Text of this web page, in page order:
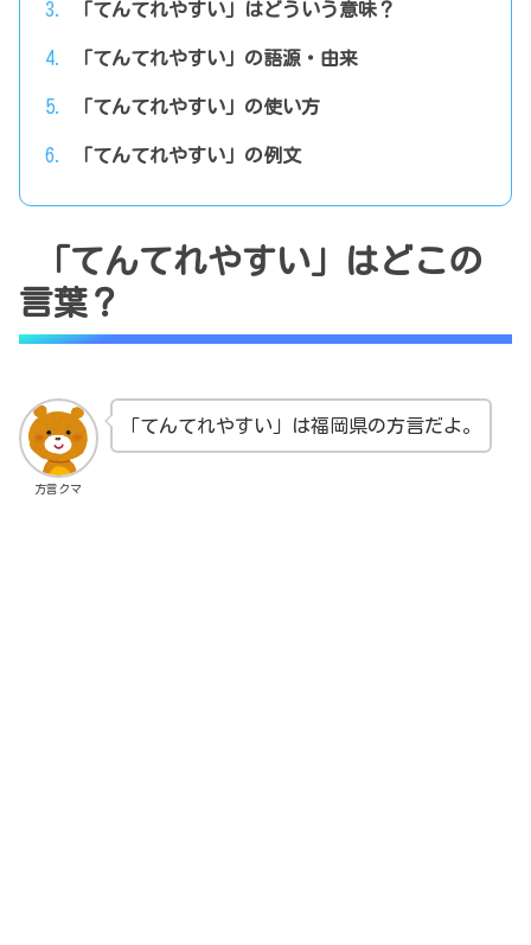
「てんてれやすい」はどういう意味？
「てんてれやすい」の語源・由来
「てんてれやすい」の使い方
「てんてれやすい」の例文
「てんてれやすい」はどこの
言葉？
方言クマ
「てんてれやすい」は福岡県の方言だよ。